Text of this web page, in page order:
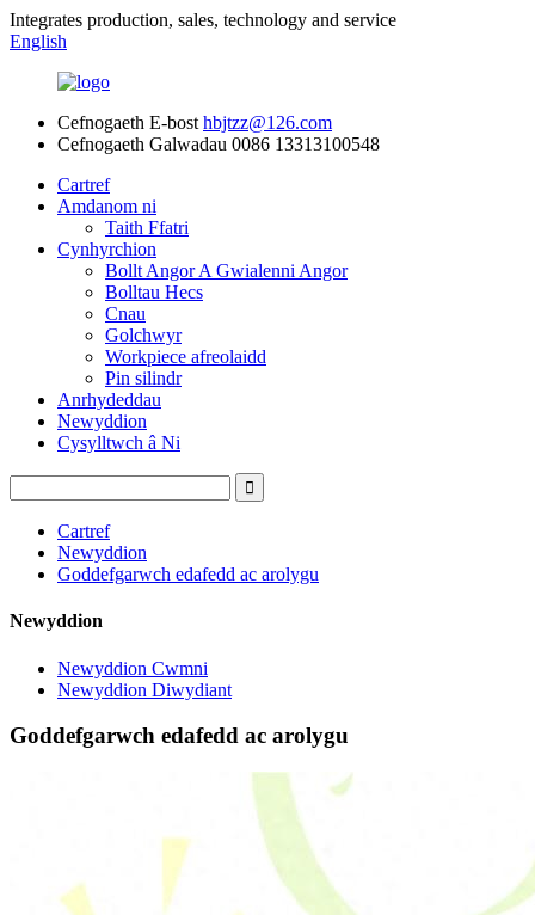
Integrates production, sales, technology and service
English
Cefnogaeth E-bost hbjtzz@126.com
Cefnogaeth Galwadau 0086 13313100548
Cartref
Amdanom ni
Taith Ffatri
Cynhyrchion
Bollt Angor A Gwialenni Angor
Bolltau Hecs
Cnau
Golchwyr
Workpiece afreolaidd
Pin silindr
Anrhydeddau
Newyddion
Cysylltwch â Ni
Cartref
Newyddion
Goddefgarwch edafedd ac arolygu
Newyddion
Newyddion Cwmni
Newyddion Diwydiant
Goddefgarwch edafedd ac arolygu